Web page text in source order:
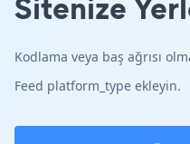
Kodlama veya baş ağrısı
Feed platform_type ekleyin.